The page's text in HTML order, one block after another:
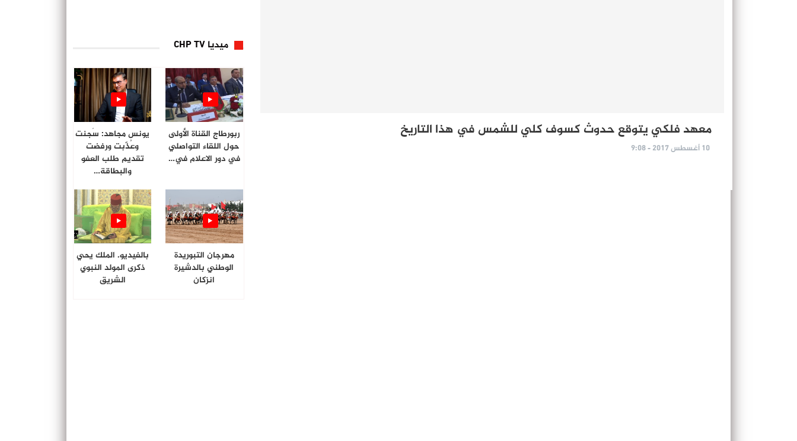
معهد فلكي يتوقع حدوث كسوف كلي للشمس في هذا التاريخ
10 أغسطس 2017 - 9:08
ميديا CHP TV
ربورطاج القناة الأولى
حول اللقاء التواصلي
في دور الاعلام في…
يونس مجاهد: سُجنت
وعُذّبت ورفضت
تقديم طلب العفو
والبطاقة…
مهرجان التبوريدة
الوطني بالدشيرة
انزكان
بالفيديو. الملك يحي
ذكرى المولد النبوي
الشريق